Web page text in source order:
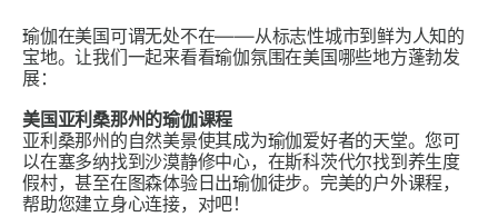
瑜伽在美国可谓无处不在——从标志性城市到鲜为人知的
宝地。让我们一起来看看瑜伽氛围在美国哪些地方蓬勃发
展：
美国亚利桑那州的瑜伽课程
亚利桑那州的自然美景使其成为瑜伽爱好者的天堂。您可
以在塞多纳找到沙漠静修中心，在斯科茨代尔找到养生度
假村，甚至在图森体验日出瑜伽徒步。完美的户外课程，
帮助您建立身心连接，对吧！